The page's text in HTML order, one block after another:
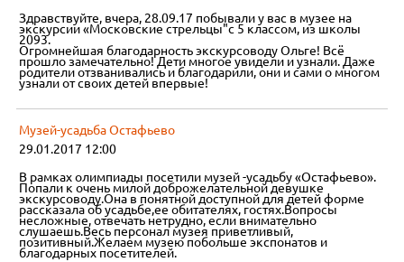
Здравствуйте, вчера, 28.09.17 побывали у вас в музее на
экскурсии «Московские стрельцы"с 5 классом, из школы
2093.
Огромнейшая благодарность экскурсоводу Ольге! Всё
прошло замечательно! Дети многое увидели и узнали. Даже
родители отзванивались и благодарили, они и сами о многом
узнали от своих детей впервые!
Музей-усадьба Остафьево
29.01.2017 12:00
В рамках олимпиады посетили музей -усадьбу «Остафьево».
Попали к очень милой доброжелательной девушке
экскурсоводу.Она в понятной доступной для детей форме
рассказала об усадьбе,ее обитателях, гостях.Вопросы
несложные, отвечать нетрудно, если внимательно
слушаешь.Весь персонал музея приветливый,
позитивный.Желаем музею побольше экспонатов и
благодарных посетителей.